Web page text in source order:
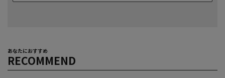
あなたにおすすめ
RECOMMEND